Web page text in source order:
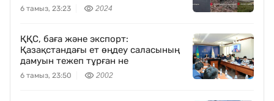
6 тамыз, 23:23 2024
ҚҚС, баға және экспорт:
Қазақстандағы ет өңдеу саласының
дамуын тежеп тұрған не
6 тамыз, 23:50 2002